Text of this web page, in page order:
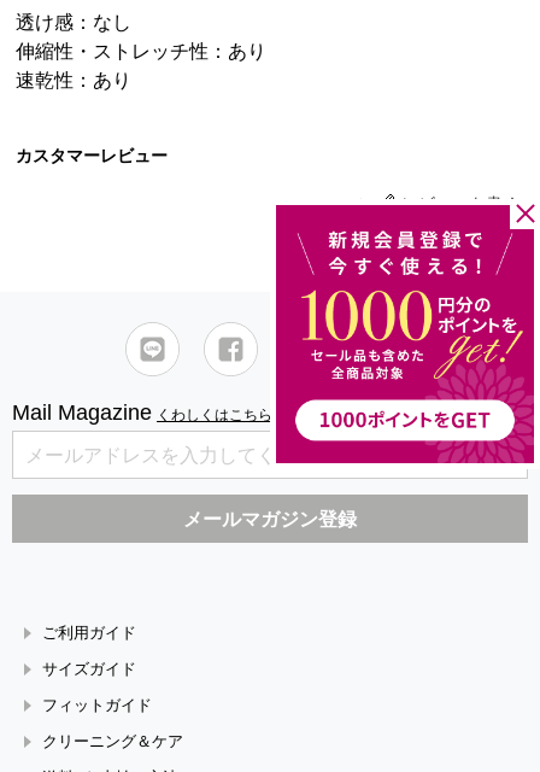
透け感：なし
伸縮性・ストレッチ性：あり
速乾性：あり
カスタマーレビュー
レビューを書く
Mail Magazine くわしくはこちら
ご利用ガイド
サイズガイド
フィットガイド
クリーニング＆ケア